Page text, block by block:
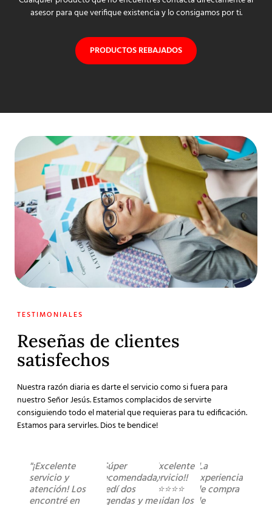
asesor para que verifique existencia y lo consigamos por ti.
PRODUCTOS REBAJADOS
TESTIMONIALES
Reseñas de clientes
satisfechos
Nuestra razón diaria es darte el servicio como si fuera para
nuestro Señor Jesús. Estamos complacidos de servirte
consiguiendo todo el material que requieras para tu edificación.
Estamos para servirles. Dios te bendice!
"¡Excelente
servicio y
atención! Los
encontré en
"Súper
recomendada,
pedí dos
agendas y me
"Excelente
servicio!!
⭐️⭐️⭐️⭐️⭐️
cuidan los
"La
experiencia
de compra
de